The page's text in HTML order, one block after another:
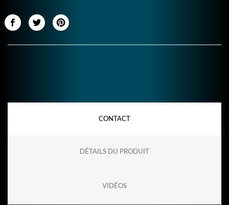
CONTACT
DÉTAILS DU PRODUIT
VIDÉOS